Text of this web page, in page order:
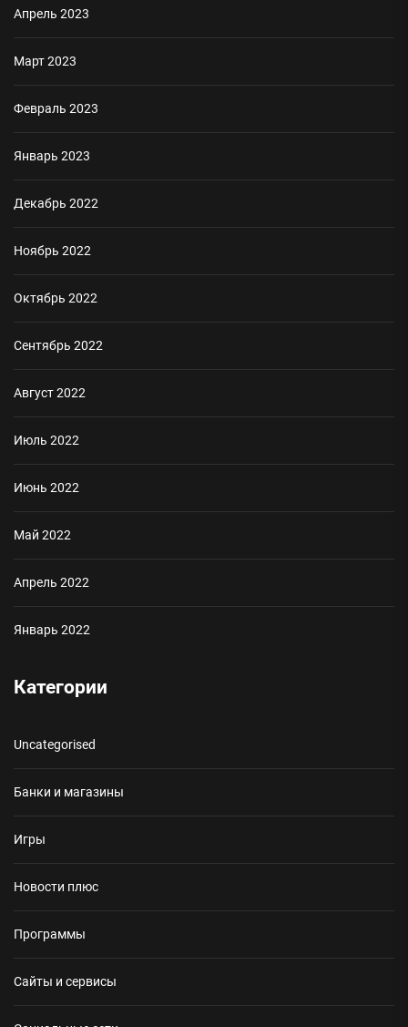
Апрель 2023
Март 2023
Февраль 2023
Январь 2023
Декабрь 2022
Ноябрь 2022
Октябрь 2022
Сентябрь 2022
Август 2022
Июль 2022
Июнь 2022
Май 2022
Апрель 2022
Январь 2022
Категории
Uncategorised
Банки и магазины
Игры
Новости плюс
Программы
Сайты и сервисы